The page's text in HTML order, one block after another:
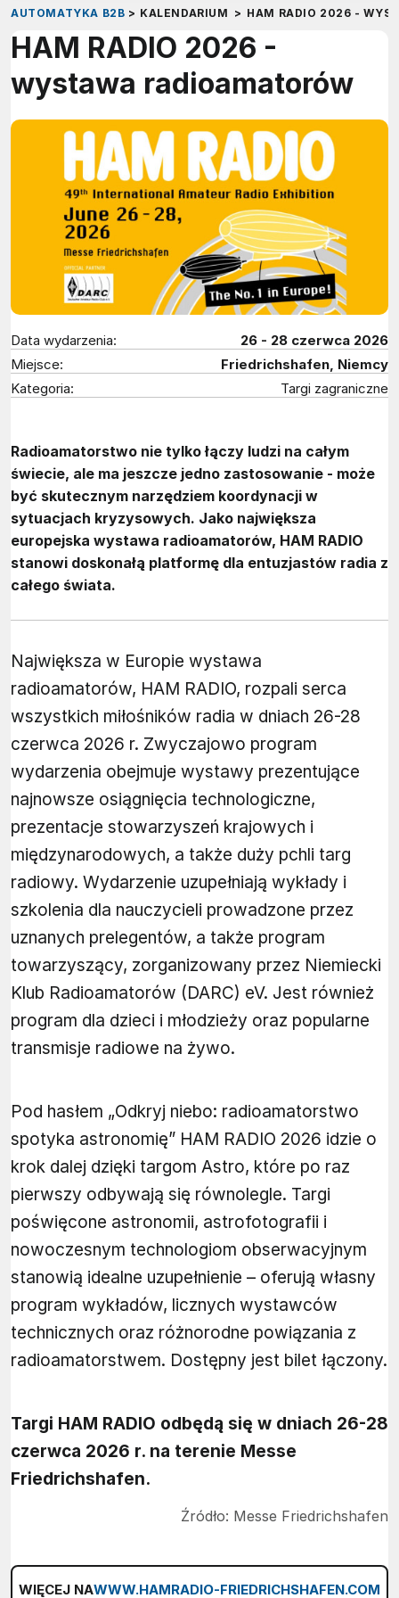
AUTOMATYKA B2B > KALENDARIUM > HAM RADIO 2026 -
HAM RADIO 2026 -
wystawa radioamatorów
Data wydarzenia:
26 - 28 czerwca 2026
Miejsce:
Friedrichshafen, Niemcy
Kategoria:
Targi zagraniczne
Radioamatorstwo nie tylko łączy ludzi na całym
świecie, ale ma jeszcze jedno zastosowanie - może
być skutecznym narzędziem koordynacji w
sytuacjach kryzysowych. Jako największa
europejska wystawa radioamatorów, HAM RADIO
stanowi doskonałą platformę dla entuzjastów radia z
całego świata.
Największa w Europie wystawa
radioamatorów, HAM RADIO, rozpali serca
wszystkich miłośników radia w dniach 26-28
czerwca 2026 r. Zwyczajowo program
wydarzenia obejmuje wystawy prezentujące
najnowsze osiągnięcia technologiczne,
prezentacje stowarzyszeń krajowych i
międzynarodowych, a także duży pchli targ
radiowy. Wydarzenie uzupełniają wykłady i
szkolenia dla nauczycieli prowadzone przez
uznanych prelegentów, a także program
towarzyszący, zorganizowany przez Niemiecki
Klub Radioamatorów (DARC) eV. Jest również
program dla dzieci i młodzieży oraz popularne
transmisje radiowe na żywo.
Pod hasłem „Odkryj niebo: radioamatorstwo
spotyka astronomię” HAM RADIO 2026 idzie o
krok dalej dzięki targom Astro, które po raz
pierwszy odbywają się równolegle. Targi
poświęcone astronomii, astrofotografii i
nowoczesnym technologiom obserwacyjnym
stanowią idealne uzupełnienie – oferują własny
program wykładów, licznych wystawców
technicznych oraz różnorodne powiązania z
radioamatorstwem. Dostępny jest bilet łączony.
Targi HAM RADIO odbędą się w dniach 26-28
czerwca 2026 r. na terenie Messe
Friedrichshafen.
Źródło: Messe Friedrichshafen
WIĘCEJ NAWWW.HAMRADIO-FRIEDRICHSHAFEN.COM